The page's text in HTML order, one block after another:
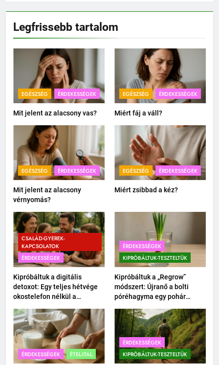
Legfrissebb tartalom
EGÉSZSÉG ÉRDEKESSÉGEK
Mit jelent az alacsony vas?
EGÉSZSÉG ÉRDEKESSÉGEK
Miért fáj a váll?
EGÉSZSÉG ÉRDEKESSÉGEK
Mit jelent az alacsony
vérnyomás?
EGÉSZSÉG ÉRDEKESSÉGEK
Miért zsibbad a kéz?
CSALÁD-GYEREK-
KAPCSOLATOK
ÉRDEKESSÉGEK
Kipróbáltuk a digitális
detoxot: Egy teljes hétvége
okostelefon nélkül a
ÉRDEKESSÉGEK
KIPRÓBÁLTUK-TESZTELTÜK
Kipróbáltuk a „Regrow”
módszert: Újranő a bolti
póréhagyma egy pohár
ÉRDEKESSÉGEK ÉTEL-ITAL
ÉRDEKESSÉGEK
KIPRÓBÁLTUK-TESZTELTÜK